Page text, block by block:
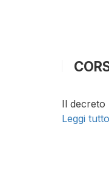
Il decreto
Leggi tutto